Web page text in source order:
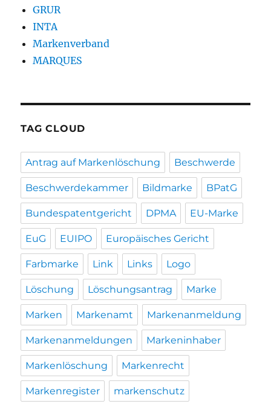
GRUR
INTA
Markenverband
MARQUES
TAG CLOUD
Antrag auf Markenlöschung Beschwerde
Beschwerdekammer Bildmarke BPatG
Bundespatentgericht DPMA EU-Marke
EuG EUIPO Europäisches Gericht
Farbmarke Link Links Logo
Löschung Löschungsantrag Marke
Marken Markenamt Markenanmeldung
Markenanmeldungen Markeninhaber
Markenlöschung Markenrecht
Markenregister markenschutz